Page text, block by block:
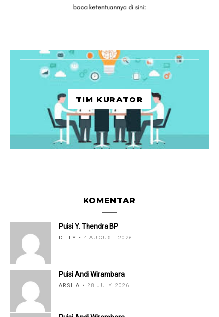
TIM KURATOR
KOMENTAR
Puisi Y. Thendra BP
DILLY 4 AUGUST 2026
Puisi Andi Wirambara
ARSHA 28 JULY 2026